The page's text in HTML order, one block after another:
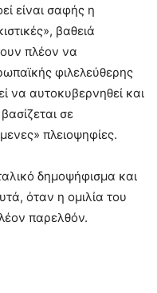
είναι σαφής η
βαθειά
πλέον να
φιλελεύθερης
να αυτοκυβερνηθεί και
σε
πλειοψηφίες.
δημοψήφισμα και
όταν η ομιλία του
παρελθόν.